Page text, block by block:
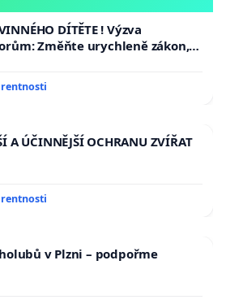
DÍTĚTE ! Výzva
Změňte urychleně zákon,
Viktorky už nemohla opakovat!
A ÚČINNĚJŠÍ OCHRANU ZVÍŘAT
v Plzni – podpořme